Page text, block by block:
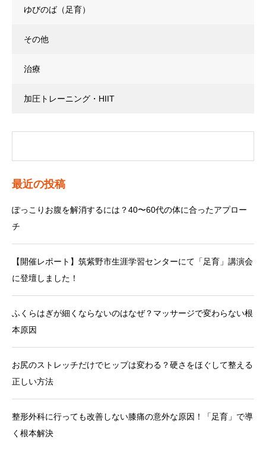
ゆびのば（足育）
その他
治療
加圧トレーニング・HIIT
最近の投稿
ぽっこりお腹を解消するには？40〜60代の体に合ったアプロー
チ
【開催レポート】筑紫野市生涯学習センターにて「足育」講演会
に登壇しました！
ふくらはぎが細くならないのはなぜ？マッサージで変わらない根
本原因
お尻のストレッチだけでヒップは変わる？硬さをほぐして整える
正しい方法
整形外科に行っても改善しない膝痛の意外な原因！「足育」で導
く根本解決